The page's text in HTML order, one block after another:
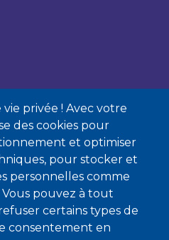
privée ! Avec votre
des cookies pour
et optimiser
pour stocker et
personnelles comme
Vous pouvez à tout
certains types de
consentement en